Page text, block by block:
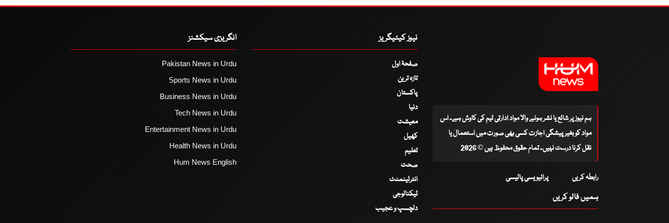
ہم نیوز پر شائع یا نشر ہونے والا مواد ادارتی ٹیم کی کاوش ہے۔ اس
مواد کو بغیر پیشگی اجازت کسی بھی صورت میں استعمال یا
نقل کرنا درست نہیں۔ تمام حقوق محفوظ ہیں © 2026
رابطہ کریں پرائیویسی پالیسی
ہمیں فالو کریں
نیوز کیٹیگریز
صفحۂ اول
تازہ ترین
پاکستان
دنیا
معیشت
کھیل
تعلیم
صحت
انٹرٹینمنٹ
ٹیکنالوجی
دلچسپ و عجیب
انگریزی سیکشنز
Pakistan News in Urdu
Sports News in Urdu
Business News in Urdu
Tech News in Urdu
Entertainment News in Urdu
Health News in Urdu
Hum News English